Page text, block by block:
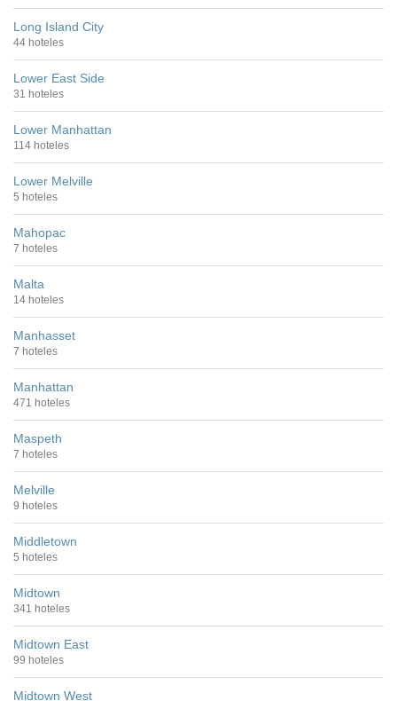
Long Island City
44 hoteles
Lower East Side
31 hoteles
Lower Manhattan
114 hoteles
Lower Melville
5 hoteles
Mahopac
7 hoteles
Malta
14 hoteles
Manhasset
7 hoteles
Manhattan
471 hoteles
Maspeth
7 hoteles
Melville
9 hoteles
Middletown
5 hoteles
Midtown
341 hoteles
Midtown East
99 hoteles
Midtown West